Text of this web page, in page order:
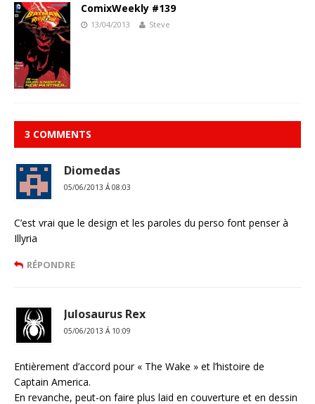
ComixWeekly #139
13/04/2013 Steve
3 COMMENTS
Diomedas
05/06/2013 Á 08:03
C’est vrai que le design et les paroles du perso font penser à
Illyria
RÉPONDRE
Julosaurus Rex
05/06/2013 Á 10:09
Entièrement d’accord pour « The Wake » et l’histoire de
Captain America.
En revanche, peut-on faire plus laid en couverture et en dessin